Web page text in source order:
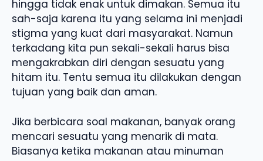
hingga tidak enak untuk dimakan. Semua itu
sah-saja karena itu yang selama ini menjadi
stigma yang kuat dari masyarakat. Namun
terkadang kita pun sekali-sekali harus bisa
mengakrabkan diri dengan sesuatu yang
hitam itu. Tentu semua itu dilakukan dengan
tujuan yang baik dan aman.
Jika berbicara soal makanan, banyak orang
mencari sesuatu yang menarik di mata.
Biasanya ketika makanan atau minuman